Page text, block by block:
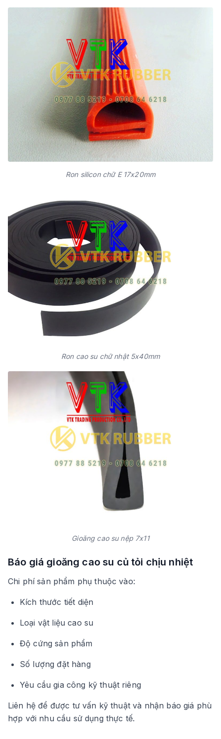
Ron silicon chữ E 17x20mm
Ron cao su chữ nhật 5x40mm
Gioăng cao su nệp 7x11
Báo giá gioăng cao su củ tỏi chịu nhiệt
Chi phí sản phẩm phụ thuộc vào:
Kích thước tiết diện
Loại vật liệu cao su
Độ cứng sản phẩm
Số lượng đặt hàng
Yêu cầu gia công kỹ thuật riêng
Liên hệ để được tư vấn kỹ thuật và nhận báo giá phù
hợp với nhu cầu sử dụng thực tế.